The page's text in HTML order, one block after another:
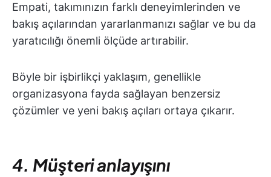
Empati, takımınızın farklı deneyimlerinden ve
bakış açılarından yararlanmanızı sağlar ve bu da
yaratıcılığı önemli ölçüde artırabilir.
Böyle bir işbirlikçi yaklaşım, genellikle
organizasyona fayda sağlayan benzersiz
çözümler ve yeni bakış açıları ortaya çıkarır.
4. Müşteri anlayışını